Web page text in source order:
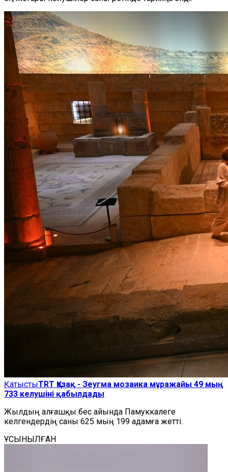
ҚатыстыTRT Қазақ - Зеугма мозаика мұражайы 49 мың
733 келушіні қабылдады
Жылдың алғашқы бес айында Памуккалеге
келгендердің саны 625 мың 199 адамға жетті.
ҰСЫНЫЛҒАН